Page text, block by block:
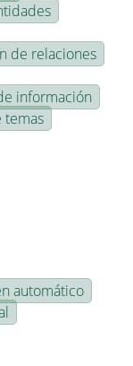
de relaciones
información
temas
automático